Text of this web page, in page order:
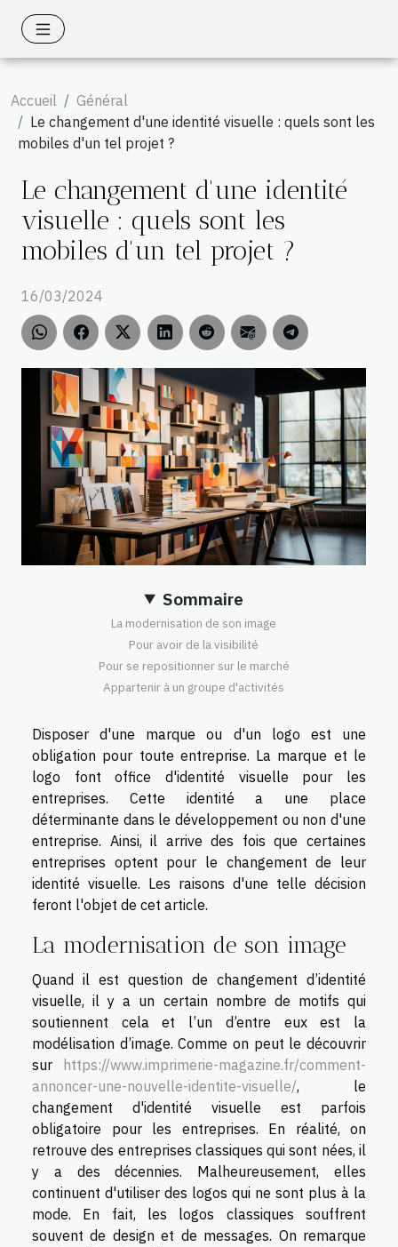
Accueil
Général
Le changement d'une identité visuelle : quels sont les
mobiles d'un tel projet ?
Le changement d'une identité
visuelle : quels sont les
mobiles d'un tel projet ?
16/03/2024
Sommaire
La modernisation de son image
Pour avoir de la visibilité
Pour se repositionner sur le marché
Appartenir à un groupe d'activités
Disposer d'une marque ou d'un logo est une
obligation pour toute entreprise. La marque et le
logo font office d'identité visuelle pour les
entreprises. Cette identité a une place
déterminante dans le développement ou non d'une
entreprise. Ainsi, il arrive des fois que certaines
entreprises optent pour le changement de leur
identité visuelle. Les raisons d'une telle décision
feront l'objet de cet article.
La modernisation de son image
Quand il est question de changement d’identité
visuelle, il y a un certain nombre de motifs qui
soutiennent cela et l’un d’entre eux est la
modélisation d’image. Comme on peut le découvrir
sur
https://www.imprimerie-magazine.fr/comment-
annoncer-une-nouvelle-identite-visuelle/, le
changement d'identité visuelle est parfois
obligatoire pour les entreprises. En réalité, on
retrouve des entreprises classiques qui sont nées, il
y a des décennies. Malheureusement, elles
continuent d'utiliser des logos qui ne sont plus à la
mode. En fait, les logos classiques souffrent
souvent de design et de messages. On remarque